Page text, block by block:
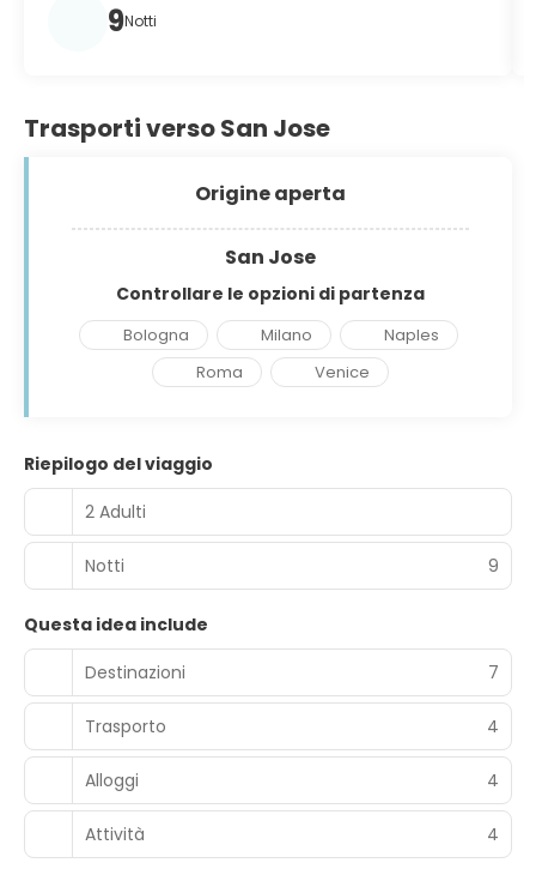
9Notti
Trasporti verso San Jose
Origine aperta
San Jose
Controllare le opzioni di partenza
Bologna Milano
Naples
Roma
Venice
Riepilogo del viaggio
2 Adulti
Notti 9
Questa idea include
Destinazioni
7
Trasporto 4
Alloggi 4
Attività 4